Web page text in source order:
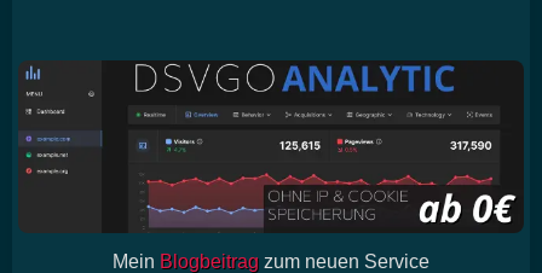
Mein Blogbeitrag zum neuen Service